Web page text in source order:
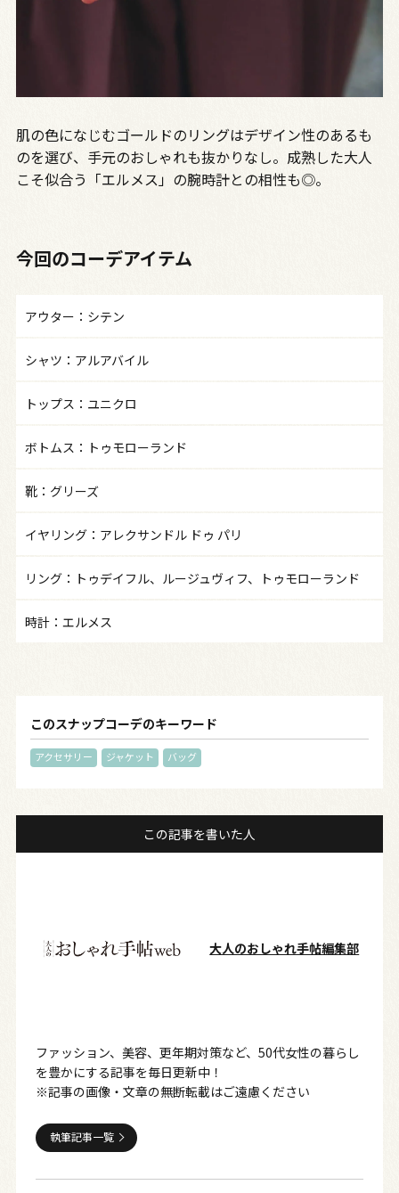
肌の色になじむゴールドのリングはデザイン性のあるも
のを選び、手元のおしゃれも抜かりなし。成熟した大人
こそ似合う「エルメス」の腕時計との相性も◎。
今回のコーデアイテム
アウター：シテン
シャツ：アルアバイル
トップス：ユニクロ
ボトムス：トゥモローランド
靴：グリーズ
イヤリング：アレクサンドル ドゥ パリ
リング：トゥデイフル、ルージュヴィフ、トゥモローランド
時計：エルメス
このスナップコーデのキーワード
アクセサリー ジャケット バッグ
この記事を書いた人
大人のおしゃれ手帖編集部
ファッション、美容、更年期対策など、50代女性の暮らし
を豊かにする記事を毎日更新中！
※記事の画像・文章の無断転載はご遠慮ください
執筆記事一覧